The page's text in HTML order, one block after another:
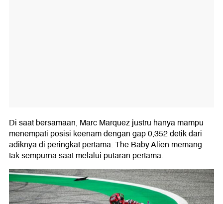
Di saat bersamaan, Marc Marquez justru hanya mampu
menempati posisi keenam dengan gap 0,352 detik dari
adiknya di peringkat pertama. The Baby Alien memang
tak sempurna saat melalui putaran pertama.